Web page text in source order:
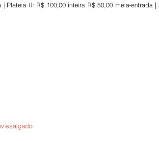
Plateia II: R$ 100,00 inteira R$ 50,00 meia-entrada |